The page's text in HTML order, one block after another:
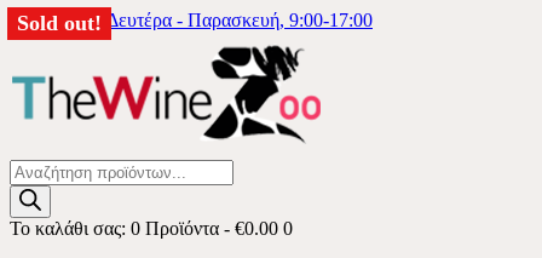
6976333740 Δευτέρα - Παρασκευή, 9:00-17:00
Products
search
Το καλάθι σας: 0 Προϊόντα - €0.00 0
Sold out!
Sold out!